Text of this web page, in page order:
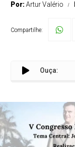
Por:Artur Valério
Compartilhe:
Ouça: